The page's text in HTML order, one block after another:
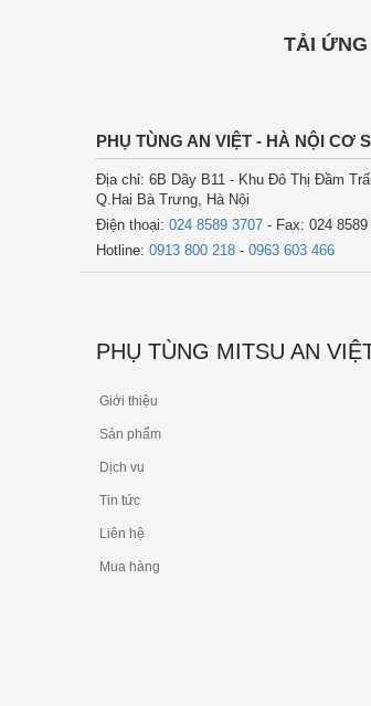
TẢI ỨNG
PHỤ TÙNG AN VIỆT - HÀ NỘI CƠ
Địa chỉ: 6B Dãy B11 - Khu Đô Thị Đầm
Q.Hai Bà Trưng, Hà Nội
Điện thoại: 024 8589 3707 - Fax: 024 8589
Hotline: 0913 800 218 - 0963 603 466
PHỤ TÙNG MITSU AN
Giới thiệu
Sản phẩm
Dịch vụ
Tin tức
Liên hệ
Mua hàng